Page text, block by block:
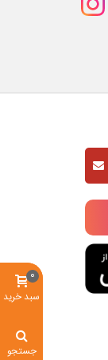
سبد خرید
0
جستجو